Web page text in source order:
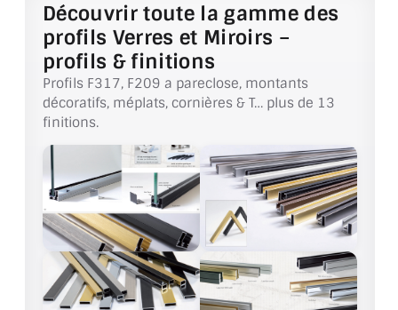
MIROIR ENCADRÉ
MIROIR TV
VERRE SUR MESURE
VERRE EXTRACLAIR
VERRE TREMPÉ (SÉCURIT)
PAROI DE DOUCHE
VERRE FEUILLETÉ
VERRE ANTI-REFLET
Découvrir toute la gamme des
profils Verres et Miroirs –
profils & finitions
Profils F317, F209 a pareclose, montants
décoratifs, méplats, cornières & T… plus de 13
finitions.